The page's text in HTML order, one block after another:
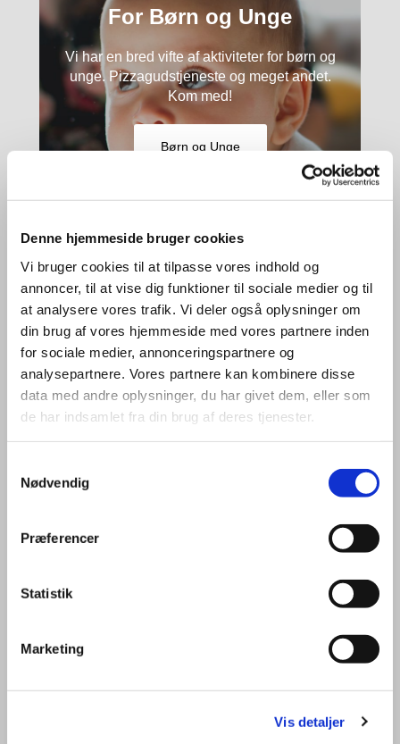
Denne hjemmeside bruger cookies
Vi bruger cookies til at tilpasse vores indhold og
annoncer, til at vise dig funktioner til sociale medier og til
at analysere vores trafik. Vi deler også oplysninger om
din brug af vores hjemmeside med vores partnere inden
for sociale medier, annonceringspartnere og
analysepartnere. Vores partnere kan kombinere disse
data med andre oplysninger, du har givet dem, eller som
de har indsamlet fra din brug af deres tjenester.
Nødvendig
Præferencer
Statistik
Marketing
Vis detaljer
For Børn og Unge
Vi har en bred vifte af aktiviteter for børn og
unge. Pizzagudstjeneste og meget andet.
Kom med!
Børn og Unge
Fødsel og dåb
Det meste klares nu digitalt.
Fodsel og dab
Gudstjenesten er for alle. Børn, voksne og